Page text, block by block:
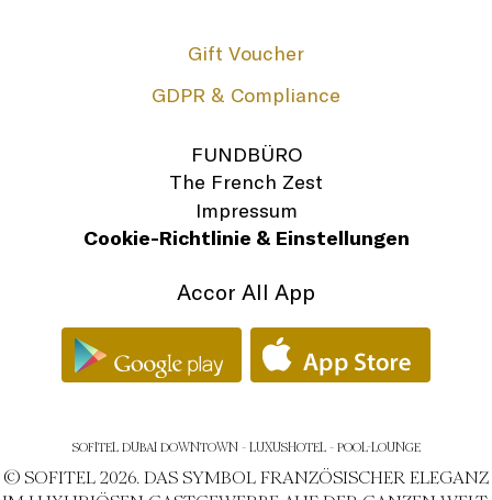
Gift Voucher
GDPR & Compliance
FUNDBÜRO
The French Zest
Impressum
Cookie-Richtlinie & Einstellungen
Accor All App
SOFITEL DUBAI DOWNTOWN - LUXUSHOTEL - POOL-LOUNGE
© SOFITEL 2026. DAS SYMBOL FRANZÖSISCHER ELEGANZ